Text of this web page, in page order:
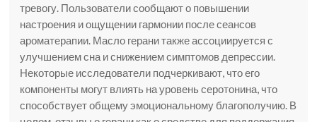
тревогу. Пользователи сообщают о повышении
настроения и ощущении гармонии после сеансов
ароматерапии. Масло герани также ассоциируется с
улучшением сна и снижением симптомов депрессии.
Некоторые исследователи подчеркивают, что его
компоненты могут влиять на уровень серотонина, что
способствует общему эмоциональному благополучию. В